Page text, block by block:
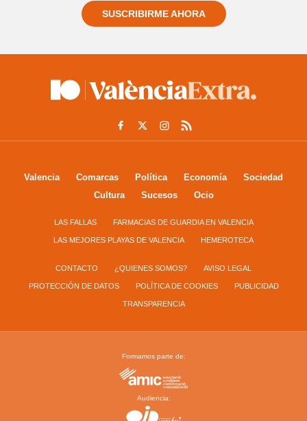
SUSCRIBIRME AHORA
Valencia Comarcas Política Economía
Sociedad
Cultura
Sucesos Ocio
LAS FALLAS FARMACIAS DE GUARDIA EN VALENCIA
LAS MEJORES PLAYAS DE VALENCIA HEMEROTECA
CONTACTO ¿QUIENES SOMOS? AVISO LEGAL
PROTECCIÓN DE DATOS POLÍTICA DE COOKIES PUBLICIDAD
TRANSPARENCIA
Formamos parte de:
Audiencia: